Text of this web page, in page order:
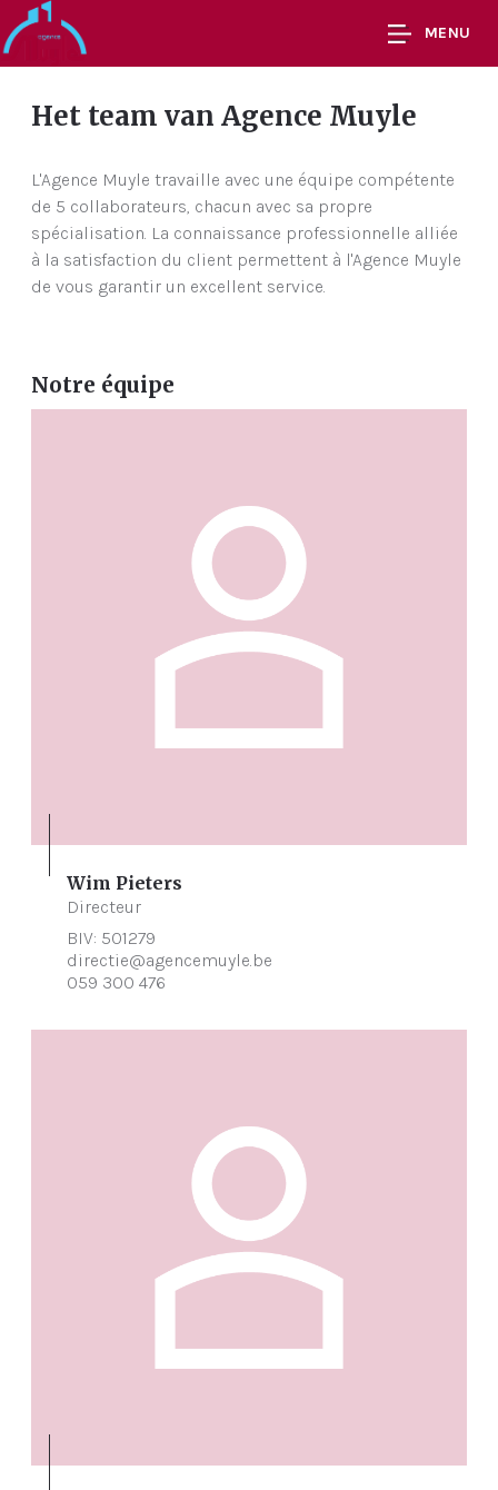
MENU
Het team van Agence Muyle
L'Agence Muyle travaille avec une équipe compétente
de 5 collaborateurs, chacun avec sa propre
spécialisation. La connaissance professionnelle alliée
à la satisfaction du client permettent à l'Agence Muyle
de vous garantir un excellent service.
Notre équipe
Wim Pieters
Directeur
BIV: 501279
directie@agencemuyle.be
059 300 476